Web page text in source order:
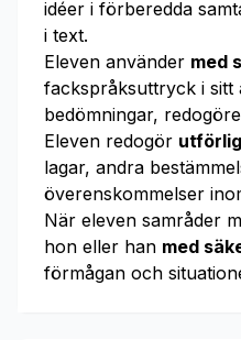
idéer i förberedda
i text.
Eleven använder med
fackspråksuttryck i sitt
bedömningar,
Eleven redogör
lagar, andra
överenskommelser
När eleven samråder
hon eller han med
förmågan och